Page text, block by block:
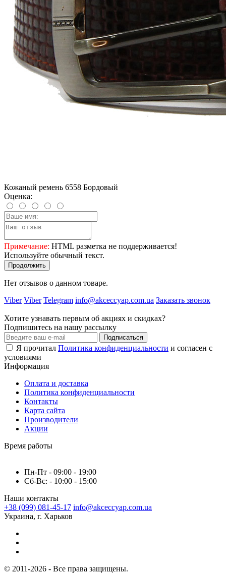
Кожаный ремень 6558 Бордовый
Оценка:
Примечание: HTML разметка не поддерживается!
Используйте обычный текст.
Продолжить
Нет отзывов о данном товаре.
Viber Viber Telegram info@akceccyap.com.ua Заказать звонок
Хотите узнавать первым об акциях и скидках?
Подпишитесь на нашу рассылку
Подписаться
Я прочитал Политика конфиденциальности и согласен с
условиями
Информация
Оплата и доставка
Политика конфиденциальности
Контакты
Карта сайта
Производители
Акции
Время работы
Пн-Пт - 09:00 - 19:00
Сб-Вс: - 10:00 - 15:00
Наши контакты
+38 (099) 081-45-17 info@akceccyap.com.ua
Украина, г. Харьков
© 2011-2026 - Все права защищены.